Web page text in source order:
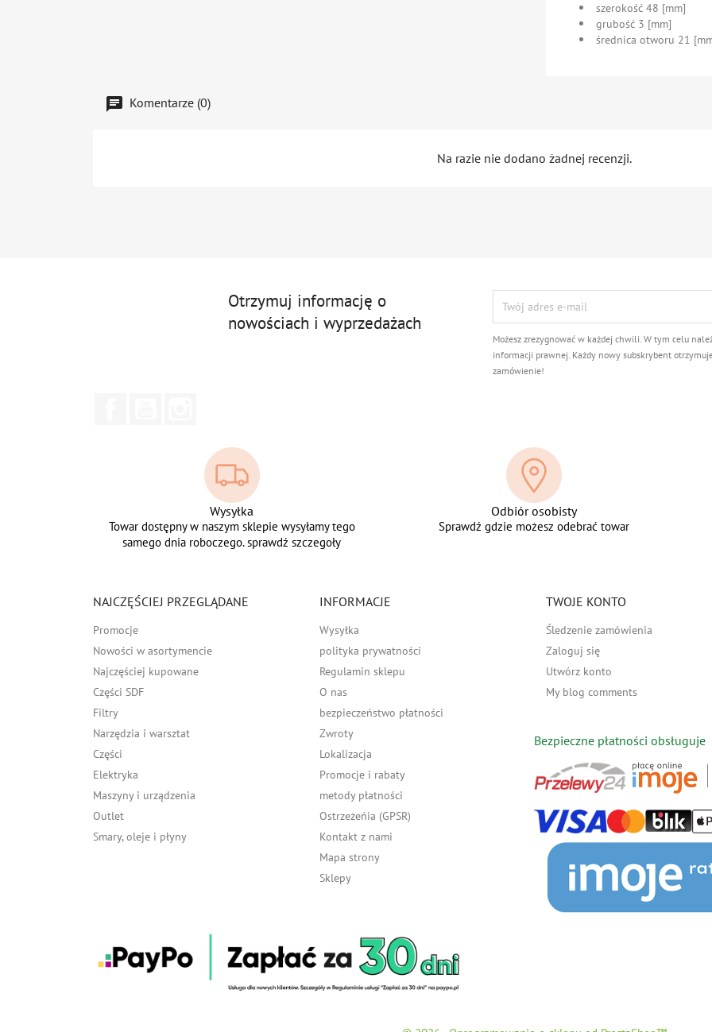
szerokość 48 [mm]
grubość 3 [mm]
średnica otworu 21
Komentarze (0)
Na razie nie dodano żadnej recenzji.
Otrzymuj informację o
nowościach i wyprzedażach
Możesz zrezygnować w każdej chwili. W tym celu
informacji prawnej. Każdy nowy subskrybent
zamówienie!
Wysyłka
Towar dostępny w naszym sklepie wysyłamy tego
samego dnia roboczego. sprawdź szczegoły
Odbiór osobisty
Sprawdź gdzie możesz odebrać towar
NAJCZĘŚCIEJ PRZEGLĄDANE
Promocje
Nowości w asortymencie
Najczęściej kupowane
Części SDF
Filtry
Narzędzia i warsztat
Części
Elektryka
Maszyny i urządzenia
Outlet
Smary, oleje i płyny
INFORMACJE
Wysyłka
polityka prywatności
Regulamin sklepu
O nas
bezpieczeństwo płatności
Zwroty
Lokalizacja
Promocje i rabaty
metody płatności
Ostrzeżeńia (GPSR)
Kontakt z nami
Mapa strony
Sklepy
TWOJE KONTO
Śledzenie zamówienia
Zaloguj się
Utwórz konto
My blog comments
Bezpieczne płatności obsługuje